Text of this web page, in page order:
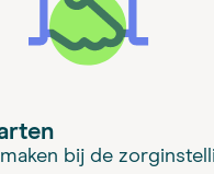
bij de